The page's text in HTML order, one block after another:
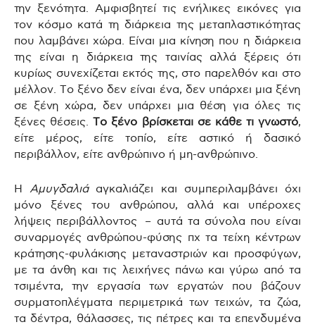
την ξενότητα. Αμφισβητεί τις ενήλικες εικόνες για
τον κόσμο κατά τη διάρκεια της μεταπλαστικότητας
που λαμβάνει χώρα. Είναι μια κίνηση που η διάρκεια
της είναι η διάρκεια της ταινίας αλλά ξέρεις ότι
κυρίως συνεχίζεται εκτός της, στο παρελθόν και στο
μέλλον. Το ξένο δεν είναι ένα, δεν υπάρχει μια ξένη
σε ξένη χώρα, δεν υπάρχει μια θέση για όλες τις
ξένες θέσεις.Το ξένο βρίσκεται σε κάθε τι γνωστό,
είτε μέρος, είτε τοπίο, είτε αστικό ή δασικό
περιβάλλον, είτε ανθρώπινο ή μη-ανθρώπινο.
ΗΑμυγδαλιάαγκαλιάζει και συμπεριλαμβάνει όχι
μόνο ξένες του ανθρώπου, αλλά και υπέροχες
λήψεις περιβάλλοντος – αυτά τα σύνολα που είναι
συναρμογές ανθρώπου-φύσης πχ τα τείχη κέντρων
κράτησης-φυλάκισης μεταναστριών και προσφύγων,
με τα άνθη και τις λειχήνες πάνω και γύρω από τα
τσιμέντα, την εργασία των εργατών που βάζουν
συρματοπλέγματα περιμετρικά των τειχών, τα ζώα,
τα δέντρα, θάλασσες, τις πέτρες και τα επενδυμένα